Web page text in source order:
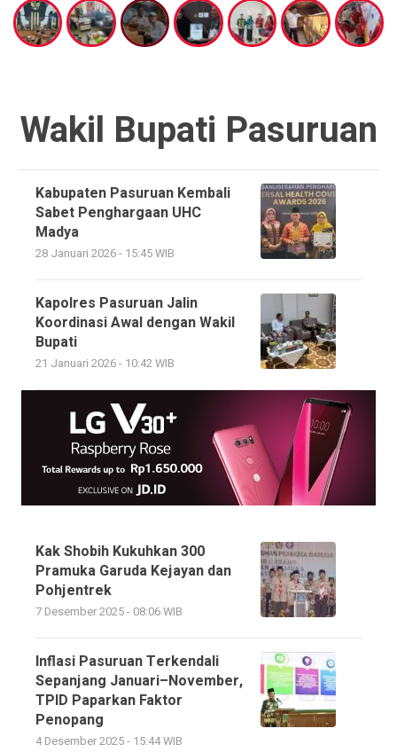
Wakil Bupati Pasuruan
Kabupaten Pasuruan Kembali
Sabet Penghargaan UHC
Madya
28 Januari 2026 - 15:45 WIB
Kapolres Pasuruan Jalin
Koordinasi Awal dengan Wakil
Bupati
21 Januari 2026 - 10:42 WIB
Kak Shobih Kukuhkan 300
Pramuka Garuda Kejayan dan
Pohjentrek
7 Desember 2025 - 08:06 WIB
Inflasi Pasuruan Terkendali
Sepanjang Januari–November,
TPID Paparkan Faktor
Penopang
4 Desember 2025 - 15:44 WIB